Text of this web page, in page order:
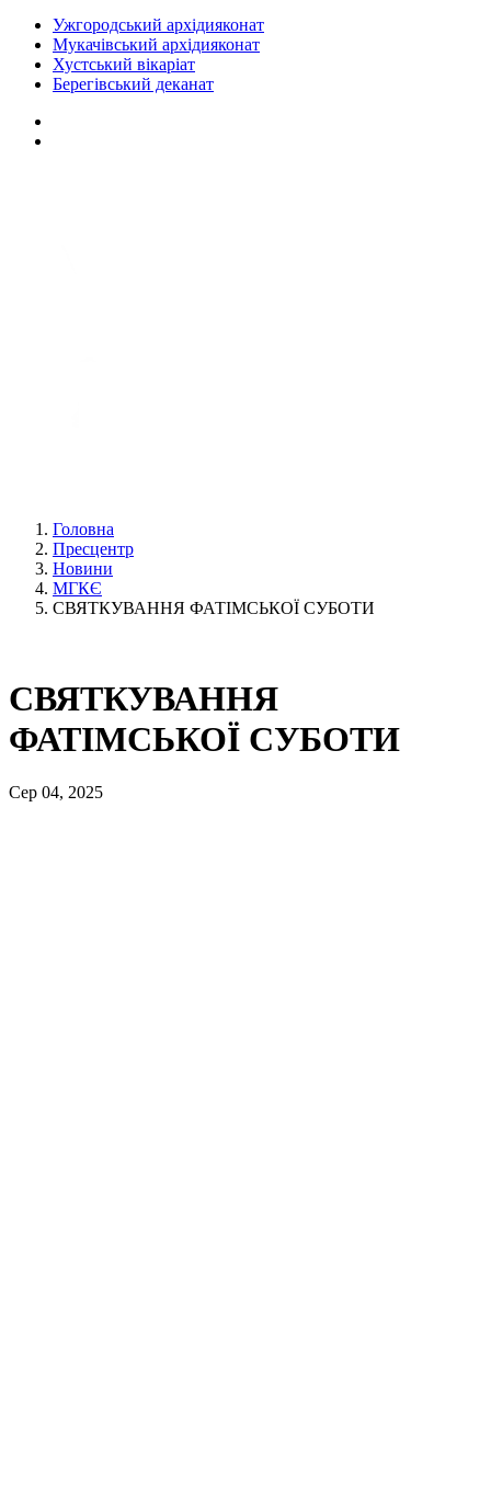
Ужгородський архідияконат
Мукачівський архідияконат
Хустський вікаріат
Берегівський деканат
Головна
Пресцентр
Новини
МГКЄ
СВЯТКУВАННЯ ФАТІМСЬКОЇ СУБОТИ
СВЯТКУВАННЯ
ФАТІМСЬКОЇ СУБОТИ
Сер 04, 2025